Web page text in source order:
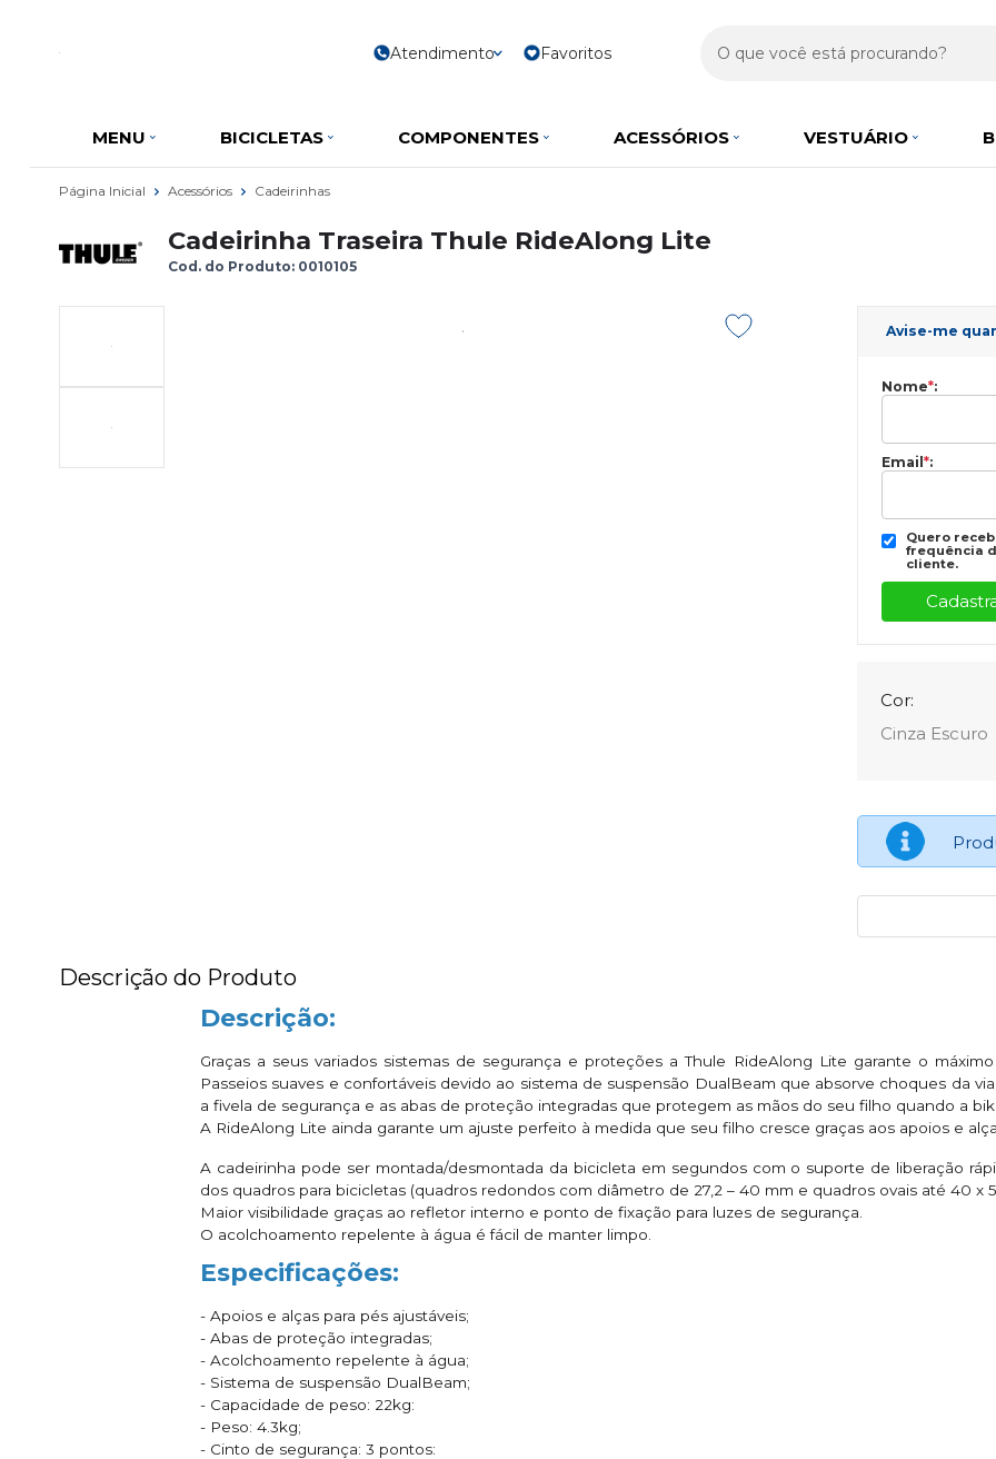
Atendimento Favoritos
MENU BICICLETAS COMPONENTES ACESSÓRIOS VESTUÁRIO
Página Inicial Acessórios Cadeirinhas
Cadeirinha Traseira Thule RideAlong Lite
Cod. do Produto: 0010105
Avise-me
Nome*:
Email *:
Quero
frequência
cliente.
Cor:
Cinza Escuro
Descrição do Produto
Descrição:
Graças a seus variados sistemas de segurança e proteções a Thule RideAlong Lite garante o
Passeios suaves e confortáveis devido ao sistema de suspensão DualBeam que absorve choques da
a fivela de segurança e as abas de proteção integradas que protegem as mãos do seu filho quando a
A RideAlong Lite ainda garante um ajuste perfeito à medida que seu filho cresce graças aos apoios e
A cadeirinha pode ser montada/desmontada da bicicleta em segundos com o suporte de liberação
dos quadros para bicicletas (quadros redondos com diâmetro de 27,2 – 40 mm e quadros ovais até 40 x
Maior visibilidade graças ao refletor interno e ponto de fixação para luzes de segurança.
O acolchoamento repelente à água é fácil de manter limpo.
Especificações:
- Apoios e alças para pés ajustáveis;
- Abas de proteção integradas;
- Acolchoamento repelente à água;
- Sistema de suspensão DualBeam;
- Capacidade de peso: 22kg:
- Peso: 4.3kg;
- Cinto de segurança: 3 pontos: